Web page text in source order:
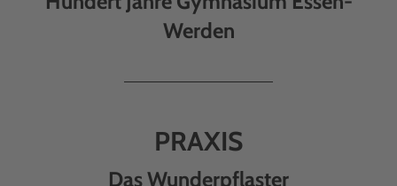
Werden
PRAXIS
Das Wunderpflaster